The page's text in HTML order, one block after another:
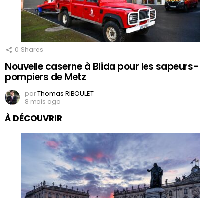
0 Shares
Nouvelle caserne à Blida pour les sapeurs-
pompiers de Metz
parThomas RIBOULET
8 mois ago
À DÉCOUVRIR